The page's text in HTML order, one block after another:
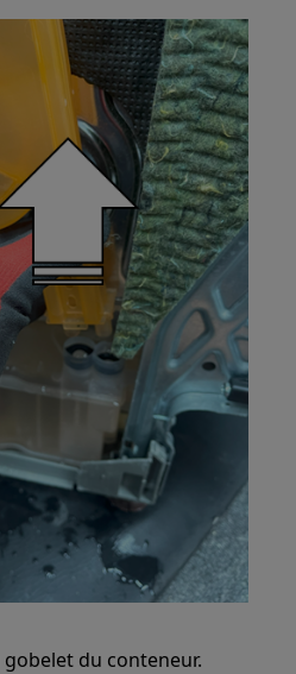
gobelet du conteneur.